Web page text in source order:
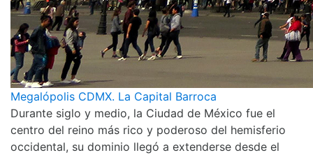
Megalópolis CDMX. La Capital Barroca
Durante siglo y medio, la Ciudad de México fue el
centro del reino más rico y poderoso del hemisferio
occidental, su dominio llegó a extenderse desde el